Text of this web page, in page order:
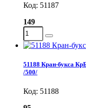
Код: 51187
149
51188 Кран-букса
/500/
Код: 51188